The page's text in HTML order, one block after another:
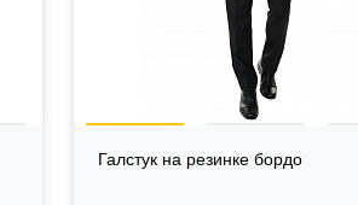
Галстук на резинке бордо